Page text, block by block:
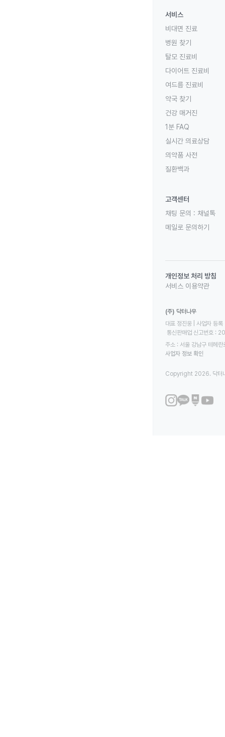
서비스
비대면 진료
병원 찾기
탈모 진료비
다이어트 진료비
여드름 진료비
약국 찾기
건강 매거진
1분 FAQ
실시간 의료상담
의약품 사전
질환백과
고객센터
채팅 문의 : 채널톡
메일로 문의하기
개인정보 처리 방침
서비스 이용약관
(주) 닥터나우
대표 정진웅 | 사업자
통신판매업 신고번호
주소 : 서울 강남구 테헤
사업자 정보 확인
Copyright 2026. 닥터